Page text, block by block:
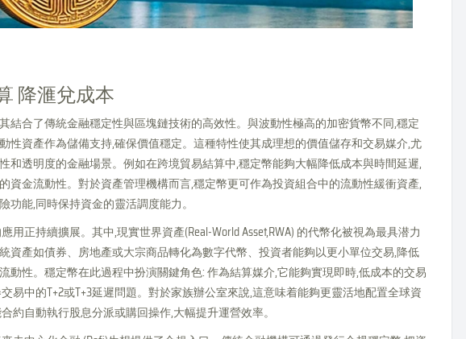
降滙兌成本
結合了傳統金融穩定性與區塊鏈技術的高效性。與波動性極高的加密貨幣不同,穩定
性資產作為儲備支持,確保價值穩定。這種特性使其成理想的價值儲存和交易媒介,尤
和透明度的金融場景。例如在跨境貿易結算中,穩定幣能夠大幅降低成本與時間延遲,
資金流動性。對於資產管理機構而言,穩定幣更可作為投資組合中的流動性緩衝資產,
功能,同時保持資金的靈活調度能力。
用正持續擴展。其中,現實世界資產(Real-World Asset,RWA) 的代幣化被視為最具潜力
資產如債券、房地產或大宗商品轉化為數字代幣、投資者能夠以更小單位交易,降低
動性。穩定幣在此過程中扮演關鍵角色: 作為結算媒介,它能夠實現即時,低成本的交易
易中的T+2或T+3延遲問題。對於家族辦公室來說,這意味着能夠更靈活地配置全球資
約自動執行股息分派或購回操作,大幅提升運營效率。